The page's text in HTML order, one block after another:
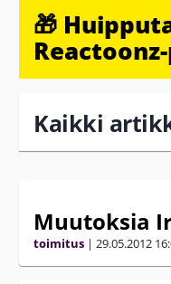
🎁
Kaikki
Muutoksia
toimitus | 29.05.2012